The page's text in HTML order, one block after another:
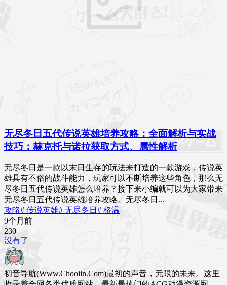
无尽冬日五代传说英雄培养攻略：全面解析与实战
技巧：赫克托与诺拉获取方式、属性解析
无尽冬日是一款以末日生存的玩法来打造的一款游戏，传说英
雄具有不俗的战斗能力，玩家可以不断培养这些角色，那么无
尽冬日五代传说英雄怎么培养？接下来小编就可以为大家带来
无尽冬日五代传说英雄培养攻略。无尽冬日...
攻略# 传说英雄# 无尽冬日 # 格温
9个月前
230
没有了
初音导航(Www.Chooiin.Com)最初的声音，无限的未来。这里